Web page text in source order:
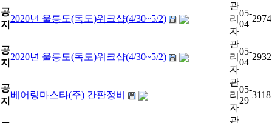
공
지
2020년 울릉도(독도)워크샵(4/30~5/2)
관
리
자
05-
04
2974
공
지
2020년 울릉도(독도)워크샵(4/30~5/2)
관
리
자
05-
04
2932
공
지
베어링마스타(주) 간판정비
관
리
자
05-
29
3118
관